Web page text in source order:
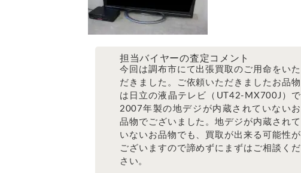
担当バイヤーの査定コメント
今回は調布市にて出張買取のご用命をいた
だきました。ご依頼いただきましたお品物
は日立の液晶テレビ（UT42-MX700J）で
2007年製の地デジが内蔵されていないお
品物でございました。地デジが内蔵されて
いないお品物でも、買取が出来る可能性が
ございますので諦めずにまずはご相談くだ
さい。